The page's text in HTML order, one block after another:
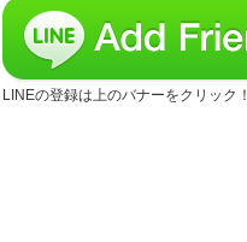
LINEの登録は上のバナーをクリック！